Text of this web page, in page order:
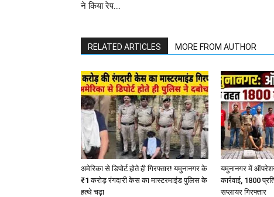
ने किया रेप….
RELATED ARTICLES MORE FROM AUTHOR
अमेरिका से डिपोर्ट होते ही गिरफ्तार! यमुनानगर के
₹1 करोड़ रंगदारी केस का मास्टरमाइंड पुलिस के
हत्थे चढ़ा
यमुनानगर में
कार्रवाई, 1800
सप्लायर गिरफ्तार